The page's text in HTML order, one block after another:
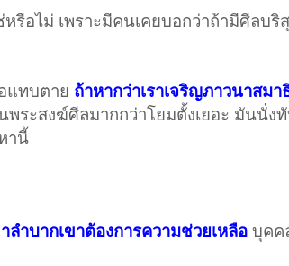
รือไม่ เพราะมีคนเคยบอกว่าถ้ามีศีลบริ
แทบตาย ถ้าหากว่าเราเจริญภาวนาสมา
พระสงฆ์ศีลมากกว่าโยมตั้งเยอะ มันนั่ง
านี้
ำบากเขาต้องการความช่วยเหลือ บุคค